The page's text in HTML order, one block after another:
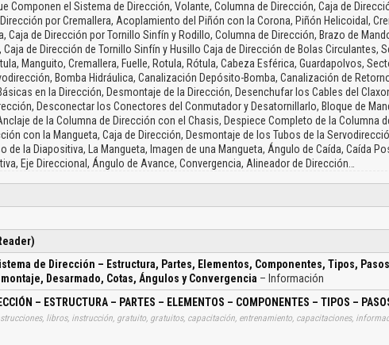
Componen el Sistema de Dirección, Volante, Columna de Dirección, Caja de
por Cremallera, Acoplamiento del Piñón con la Corona, Piñón Helicoidal,
Caja de Dirección por Tornillo Sinfín y Rodillo, Columna de Dirección, Brazo de
Caja de Dirección de Tornillo Sinfín y Husillo Caja de Dirección de Bolas Circulantes,
Manguito, Cremallera, Fuelle, Rotula, Rótula, Cabeza Esférica, Guardapolvos,
Bomba Hidráulica, Canalización Depósito-Bomba, Canalización de
en la Dirección, Desmontaje de la Dirección, Desenchufar los Cables del
Desconectar los Conectores del Conmutador y Desatornillarlo, Bloque de
de la Columna de Dirección con el Chasis, Despiece Completo de la Columna
con la Mangueta, Caja de Dirección, Desmontaje de los Tubos de la
de la Diapositiva, La Mangueta, Imagen de una Mangueta, Ángulo de Caída, Caída
Eje Direccional, Ángulo de Avance, Convergencia, Alineador de Dirección…
de Dirección – Estructura, Partes, Elementos, Componentes, Tipos,
Desarmado, Cotas, Ángulos y Convergencia – Información
– ESTRUCTURA – PARTES – ELEMENTOS – COMPONENTES – TIPOS –